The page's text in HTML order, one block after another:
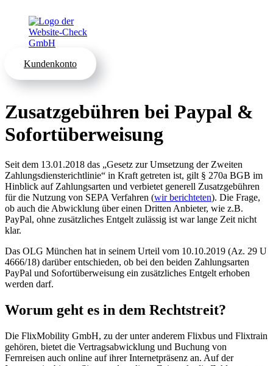
Kundenkonto
Zusatzgebühren bei Paypal &
Sofortüberweisung
Seit dem 13.01.2018 das „Gesetz zur Umsetzung der Zweiten
Zahlungsdiensterichtlinie“ in Kraft getreten ist, gilt § 270a BGB im
Hinblick auf Zahlungsarten und verbietet generell Zusatzgebühren
für die Nutzung von SEPA Verfahren (wir berichteten). Die Frage,
ob auch die Abwicklung über einen Dritten Anbieter, wie z.B.
PayPal, ohne zusätzliches Entgelt zulässig ist war lange Zeit nicht
klar.
Das OLG München hat in seinem Urteil vom 10.10.2019 (Az. 29 U
4666/18) darüber entschieden, ob bei den beiden Zahlungsarten
PayPal und Sofortüberweisung ein zusätzliches Entgelt erhoben
werden darf.
Worum geht es in dem Rechtstreit?
Die FlixMobility GmbH, zu der unter anderem Flixbus und Flixtrain
gehören, bietet die Vertragsabwicklung und Buchung von
Fernreisen auch online auf ihrer Internetpräsenz an. Auf der